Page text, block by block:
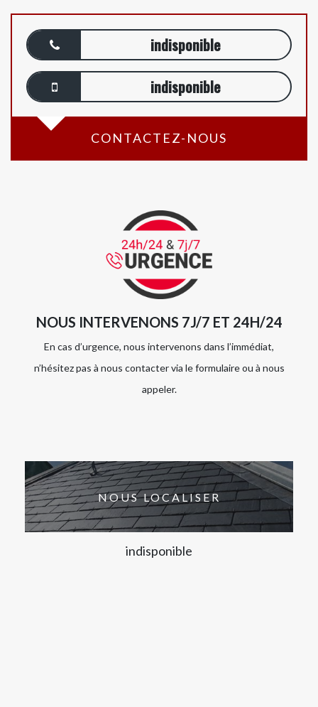
indisponible
indisponible
CONTACTEZ-NOUS
NOUS INTERVENONS 7J/7 ET 24H/24
En cas d’urgence, nous intervenons dans l’immédiat,
n’hésitez pas à nous contacter via le formulaire ou à nous
appeler.
NOUS LOCALISER
indisponible